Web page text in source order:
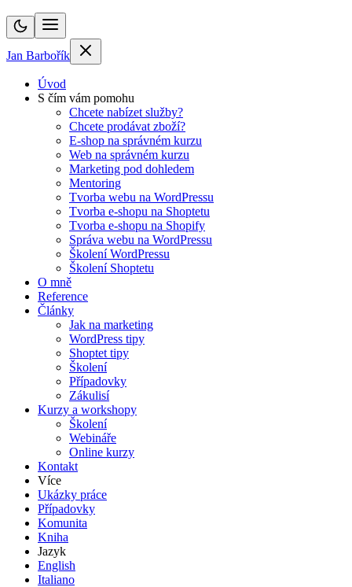
Jan Barbořík
Úvod
S čím vám pomohu
Chcete nabízet služby?
Chcete prodávat zboží?
E-shop na správném kurzu
Web na správném kurzu
Marketing pod dohledem
Mentoring
Tvorba webu na WordPressu
Tvorba e-shopu na Shoptetu
Tvorba e-shopu na Shopify
Správa webu na WordPressu
Školení WordPressu
Školení Shoptetu
O mně
Reference
Články
Jak na marketing
WordPress tipy
Shoptet tipy
Školení
Případovky
Zákulisí
Kurzy a workshopy
Školení
Webináře
Online kurzy
Kontakt
Více
Ukázky práce
Případovky
Komunita
Kniha
Jazyk
English
Italiano